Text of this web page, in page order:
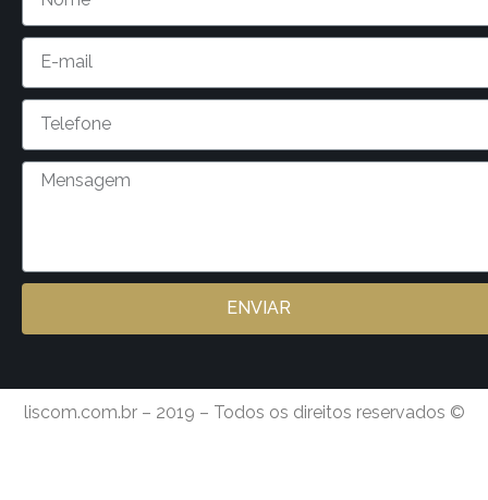
ENVIAR
liscom.com.br – 2019 – Todos os direitos reservados ©